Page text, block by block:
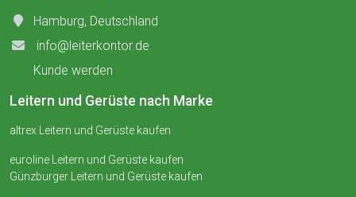
Hamburg, Deutschland
info@leiterkontor.de
Kunde werden
Leitern und Gerüste nach Marke
altrex Leitern und Gerüste kaufen
euroline Leitern und Gerüste kaufen
Günzburger Leitern und Gerüste kaufen